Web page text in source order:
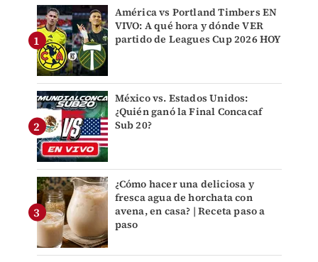
América vs Portland Timbers EN
VIVO: A qué hora y dónde VER
partido de Leagues Cup 2026 HOY
México vs. Estados Unidos:
¿Quién ganó la Final Concacaf
Sub 20?
¿Cómo hacer una deliciosa y
fresca agua de horchata con
avena, en casa? | Receta paso a
paso